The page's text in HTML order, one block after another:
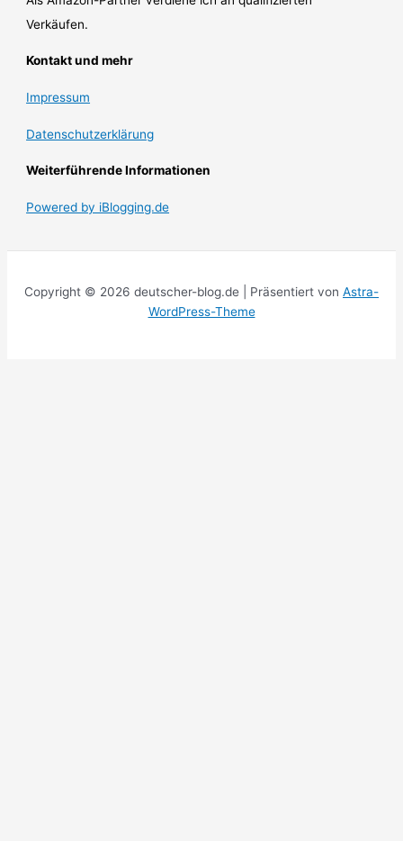
Verkäufen.
Kontakt und mehr
Impressum
Datenschutzerklärung
Weiterführende Informationen
Powered by iBlogging.de
Copyright © 2026 deutscher-blog.de | Präsentiert von Astra-
WordPress-Theme